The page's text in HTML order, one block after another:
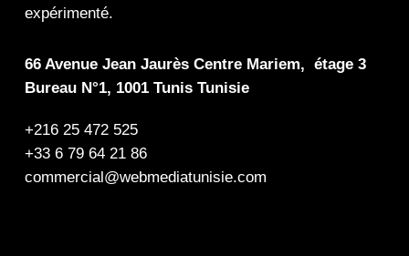
expérimenté.
66 Avenue Jean Jaurès Centre Mariem, étage 3
Bureau N°1, 1001 Tunis Tunisie
+216 25 472 525
+33 6 79 64 21 86
commercial@webmediatunisie.com